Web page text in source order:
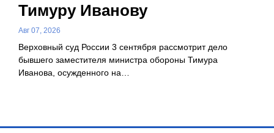
Тимуру Иванову
Авг 07, 2026
Верховный суд России 3 сентября рассмотрит дело
бывшего заместителя министра обороны Тимура
Иванова, осужденного на…